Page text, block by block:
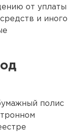
от уплаты
и иного
полис